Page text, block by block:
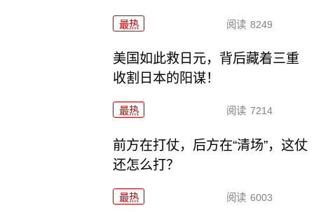
最热 阅读 8249
美国如此救日元，背后藏着三重
收割日本的阳谋！
最热 阅读 7214
前方在打仗，后方在“清场”，这仗
还怎么打？
最热 阅读 6003